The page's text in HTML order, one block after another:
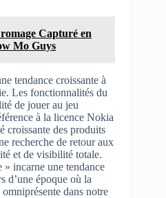
Capturé en
Mo Guys
tendance croissante à
Les fonctionnalités du
de jouer au jeu
à la licence Nokia
croissante des produits
recherche de retour aux
et de visibilité totale.
incarne une tendance
d’une époque où la
dans notre